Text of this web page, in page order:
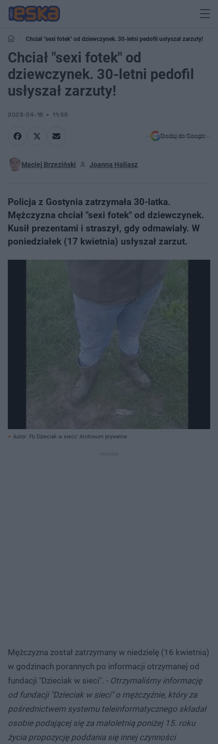
Chciał "sexi fotek" od dziewczynek. 30-letni pedofil usłyszał zarzuty!
Chciał "sexi fotek" od
dziewczynek. 30-letni pedofil
usłyszał zarzuty!
2023-04-18 11:56
Dodaj do Google
Maciej Brzeziński Joanna Haliasz
​Policja z Gostynia zatrzymała 30-latka.
Mężczyzna chciał "sexi fotek" od dziewczynek.
Kusił prezentami i straszył, gdy odmawiały. W
poniedziałek (17 kwietnia) usłyszał zarzut.
Autor: Fb Dzieciak w sieci/ Archiwum prywatne
Mężczyzna został zatrzymany w niedzielę (16 kwietnia)
w godzinach porannych po informacji otrzymanej od
fundacji "Dzieciak w sieci". - Otrzymaliśmy informację
od fundacji "Dzieciak w sieci" o mężczyźnie, który za
pośrednictwem systemu teleinformatycznego składał
osobie podającej się za małoletnią poniżej 15. roku
życia propozycję poddania się innej czynności